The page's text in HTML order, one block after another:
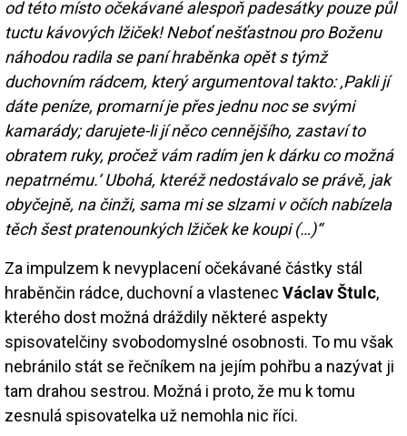
od této místo očekávané alespoň padesátky pouze půl
tuctu kávových lžiček! Neboť nešťastnou pro Boženu
náhodou radila se paní hraběnka opět s týmž
duchovním rádcem, který argumentoval takto: ‚Pakli jí
dáte peníze, promarní je přes jednu noc se svými
kamarády; darujete-li jí něco cennějšího, zastaví to
obratem ruky, pročež vám radím jen k dárku co možná
nepatrnému.‘ Ubohá, kteréž nedostávalo se právě, jak
obyčejně, na činži, sama mi se slzami v očích nabízela
těch šest pratenounkých lžiček ke koupi (…)“
Za impulzem k nevyplacení očekávané částky stál
hraběnčin rádce, duchovní a vlastenec Václav Štulc,
kterého dost možná dráždily některé aspekty
spisovatelčiny svobodomyslné osobnosti. To mu však
nebránilo stát se řečníkem na jejím pohřbu a nazývat ji
tam drahou sestrou. Možná i proto, že mu k tomu
zesnulá spisovatelka už nemohla nic říci.